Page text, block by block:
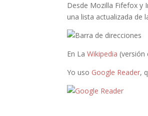
Desde Mozilla Fifefox y
una lista actualizada de
En LaWikipedia
Yo uso Google Reader,